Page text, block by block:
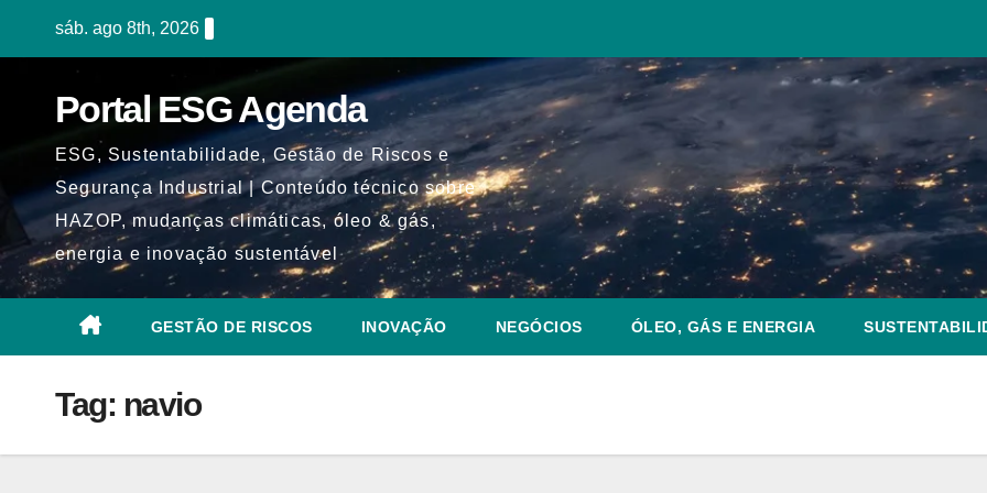
sáb. ago 8th, 2026
Portal ESG Agenda
ESG, Sustentabilidade, Gestão de Riscos e
Segurança Industrial | Conteúdo técnico sobre
HAZOP, mudanças climáticas, óleo & gás,
energia e inovação sustentável
GESTÃO DE RISCOS INOVAÇÃO NEGÓCIOS ÓLEO, GÁS E ENERGIA
Tag: navio